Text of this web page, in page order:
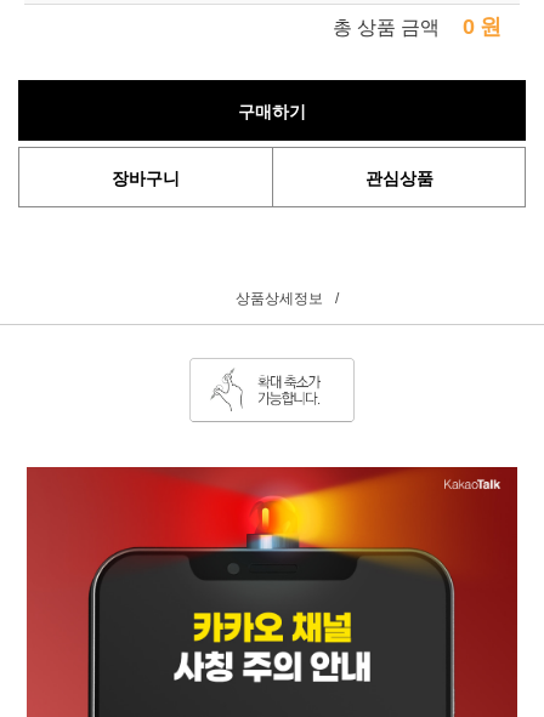
총 상품 금액 0 원
구매하기
장바구니 관심상품
상품상세정보